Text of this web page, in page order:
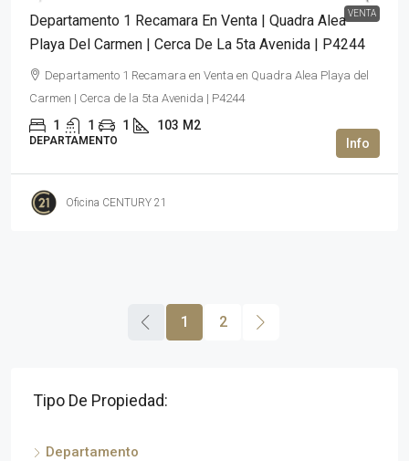
VENTA
Departamento 1 Recamara En Venta | Quadra Alea
Playa Del Carmen | Cerca De La 5ta Avenida | P4244
Departamento 1 Recamara en Venta en Quadra Alea Playa del
Carmen | Cerca de la 5ta Avenida | P4244
1 1 1 103 M2
DEPARTAMENTO
Oficina CENTURY 21
1 2
Tipo De Propiedad:
Departamento